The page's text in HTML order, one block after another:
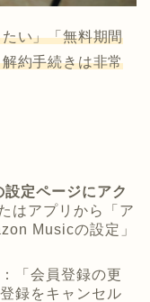
い」「無料期間
約手続きは非常
設定ページにアク
はアプリから「ア
Musicの設定」
：「会員登録の更
録をキャンセル